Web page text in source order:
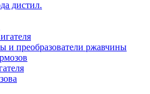
дистил.
и преобразователи ржавчины